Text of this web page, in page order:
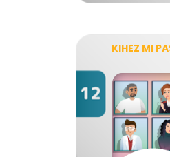
KIHEZ MI